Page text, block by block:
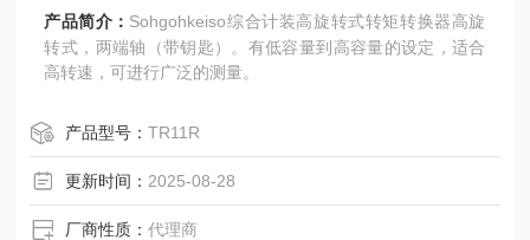
产品简介： Sohgohkeiso综合计装高旋转式转矩转换器高旋
转式，两端轴（带钥匙）。有低容量到高容量的设定，适合
高转速，可进行广泛的测量。
产品型号：TR11R
更新时间： 2025-08-28
厂商性质：代理商